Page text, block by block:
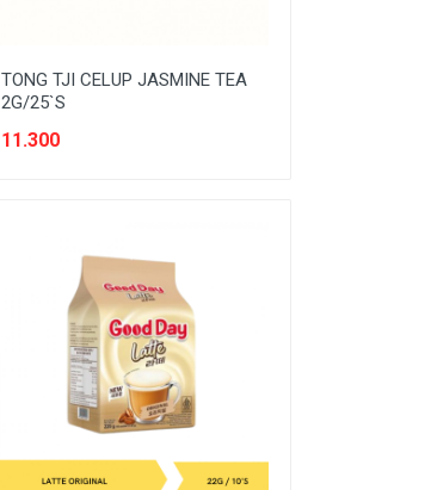
TONG TJI CELUP JASMINE TEA
2G/25`S
11.300